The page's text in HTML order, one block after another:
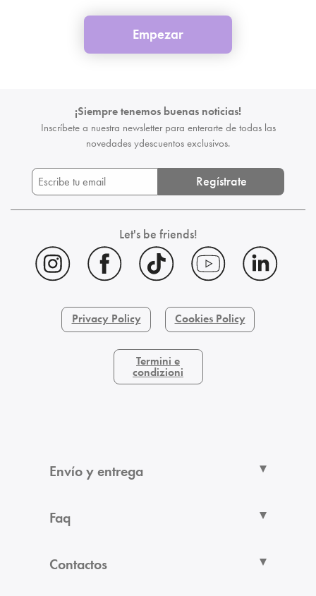
Empezar
¡Siempre tenemos buenas noticias!
Inscríbete a nuestra newsletter para enterarte de todas las
novedades ydescuentos exclusivos.
Regístrate
Let's be friends!
Privacy Policy Cookies Policy
Termini e
condizioni
Envío y entrega
Faq
Contactos